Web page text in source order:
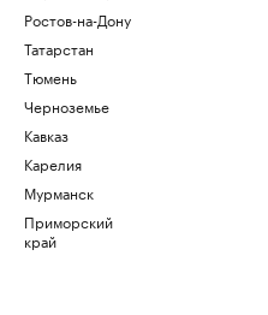
Ростов-на-Дону
Татарстан
Тюмень
Черноземье
Кавказ
Карелия
Мурманск
Приморский
край